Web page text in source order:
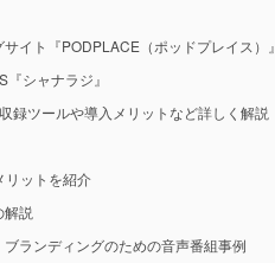
イト『PODPLACE（ポッドプレイス）』
シャナラジ』
録ツールや導入メリットなど詳しく解説
リットを紹介
解説
ランディングのための音声番組事例